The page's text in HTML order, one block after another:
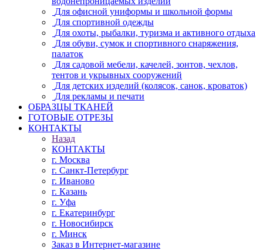
Для офисной униформы и школьной формы
Для спортивной одежды
Для охоты, рыбалки, туризма и активного отдыха
Для обуви, сумок и спортивного снаряжения,
палаток
Для садовой мебели, качелей, зонтов, чехлов,
тентов и укрывных сооружений
Для детских изделий (колясок, санок, кроваток)
Для рекламы и печати
ОБРАЗЦЫ ТКАНЕЙ
ГОТОВЫЕ ОТРЕЗЫ
КОНТАКТЫ
Назад
КОНТАКТЫ
г. Москва
г. Санкт-Петербург
г. Иваново
г. Казань
г. Уфа
г. Екатеринбург
г. Новосибирск
г. Минск
Заказ в Интернет-магазине